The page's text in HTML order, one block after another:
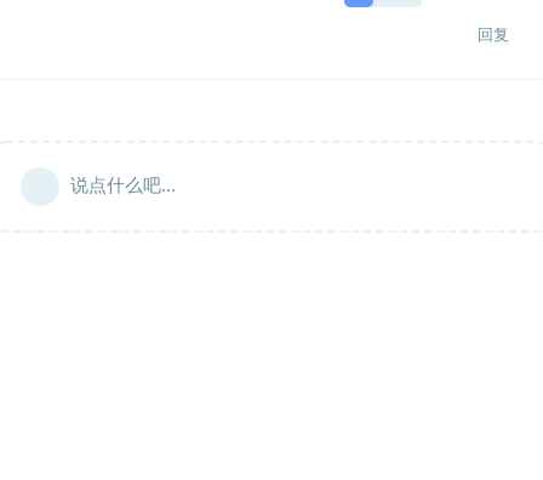
回复
说点什么吧...